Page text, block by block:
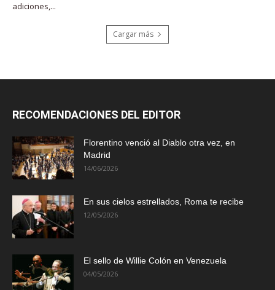
adiciones,...
Cargar más
RECOMENDACIONES DEL EDITOR
Florentino venció al Diablo otra vez, en
Madrid
14/06/2026
En sus cielos estrellados, Roma te recibe
12/05/2026
El sello de Willie Colón en Venezuela
04/05/2026